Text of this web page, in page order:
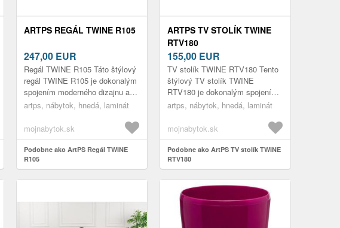
ARTPS REGÁL TWINE R105
247,00 EUR
Regál TWINE R105 Táto štýlový
regál TWINE R105 je dokonalým
spojením moderného dizajnu a
praktickosti. Vďaka systému
úchy...
artps, nábytok, hnedá, laminát
mojnabytok.sk
Podobne ako ArtPS Regál TWINE
R105
ARTPS TV STOLÍK TWINE
RTV180
155,00 EUR
TV stolík TWINE RTV180 Tento
štýlový TV stolík TWINE
RTV180 je dokonalým spojením
moderného dizajnu a
PUSH TO OPEN je ú...
artps, nábytok, hnedá, laminát
mojnabytok.sk
Podobne ako ArtPS TV stolík TWINE
RTV180